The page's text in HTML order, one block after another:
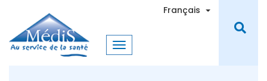
contenu
principal
Français Toggle